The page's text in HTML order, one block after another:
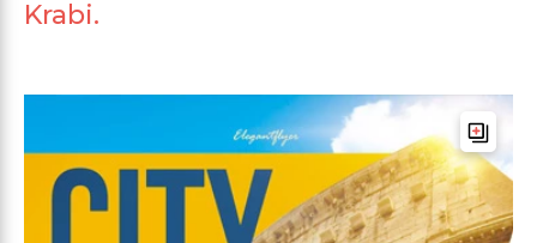
Krabi.